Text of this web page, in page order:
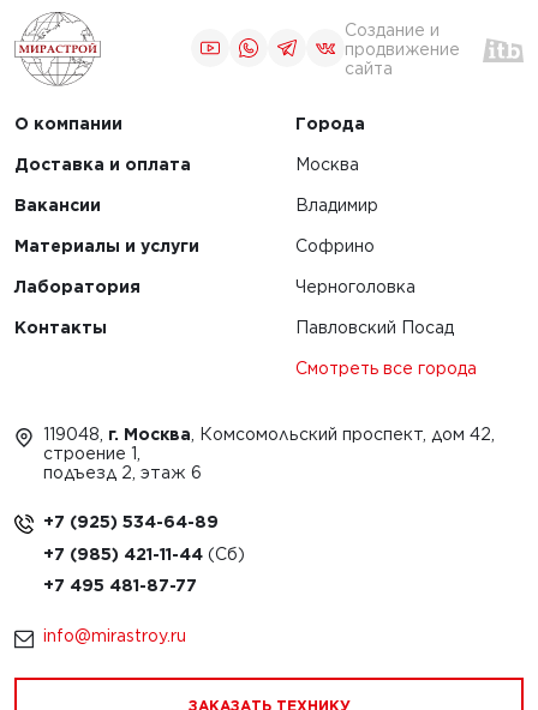
Создание и
продвижение
сайта
О компании
Доставка и оплата
Вакансии
Материалы и услуги
Лаборатория
Контакты
Города
Москва
Владимир
Софрино
Черноголовка
Павловский Посад
Смотреть все города
119048, г. Москва , Комсомольский проспект, дом 42,
строение 1,
подъезд 2, этаж 6
+7 (925) 534-64-89
+7 (985) 421-11-44
+7 495 481-87-77
info@mirastroy.ru
ЗАКАЗАТЬ ТЕХНИКУ